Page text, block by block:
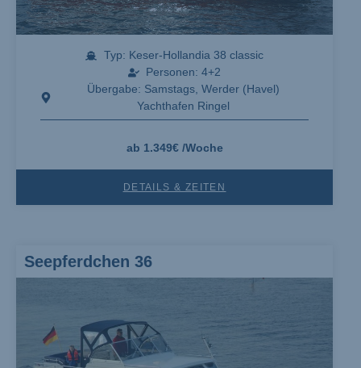
Typ: Keser-Hollandia 38 classic
Personen: 4+2
Übergabe: Samstags, Werder (Havel)
Yachthafen Ringel
ab 1.349€ /Woche
DETAILS & ZEITEN
Seepferdchen 36